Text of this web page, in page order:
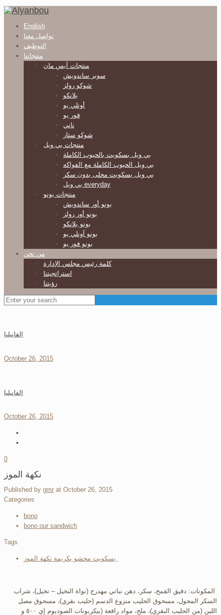
English
تواصل معنا
التوظيف
منتجاتنا
منتجات آيس مان
سوبر ساندويش
شوكو رولز
بلانكو
أونلي يو
فور يو
ناني
شوكو ستار
منتجات بي ويل
بي ويل بسكويت بالحبوب الكاملة
بي ويل الحبوب الكاملة مع الفواكه
بي ويل بسكويت محلى بدون سكر
بي ويل everyday
منتجات بونو
بونو أور ساندويش
بونو أور رولز
بونو بلانكو
بونو آونلي يو
بونو فور يو
من نحن
كلمة رئيس مجلس الإدارة
استراتجيتنا
رؤيتنا
الفانيليا
October 26, 2015
الفانيليا
October 26, 2015
0
نكهة الموز
Published by gmr at October 26, 2015
Categories
bono
bono our sandwich
Tags
‬ المكونات: دقيق القمح، سكر، دهن نباتي مهدرج (نواة النخيل – نخيل)، شراب
السكر المحول، مسحوق الحليب منزوع الدسم (حليب بقري)، مسحوق مصل
اللبن (من الحليب البقري)، ملح، مواد رافعة (بيكربونات الصوديوم إي ٥٠٠ و